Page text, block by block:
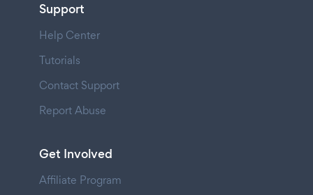
Support
Help Center
Tutorials
Contact Support
Report Abuse
Get Involved
Affiliate Program